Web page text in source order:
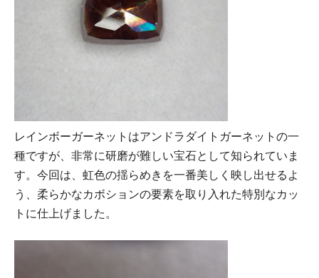
レインボーガーネットはアンドラダイトガーネットの一
種ですが、非常に研磨が難しい宝石として知られていま
す。今回は、虹色の揺らめきを一番美しく映し出せるよ
う、柔らかなカボションの要素を取り入れた特別なカッ
トに仕上げました。